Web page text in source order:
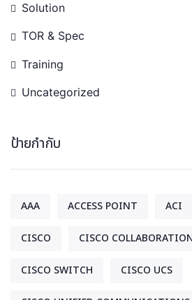
Solution
TOR & Spec
Training
Uncategorized
ป้ายกำกับ
AAA ACCESS POINT ACI
CISCO CISCO
CISCO SWITCH CISCO UCS